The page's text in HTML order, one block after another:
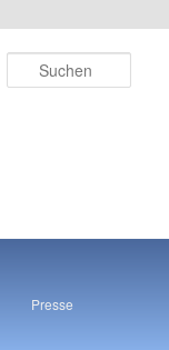
Presse